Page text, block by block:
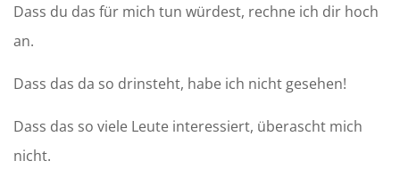
Dass du das für mich tun würdest, rechne ich dir hoch
an.
Dass das da so drinsteht, habe ich nicht gesehen!
Dass das so viele Leute interessiert, überascht mich
nicht.